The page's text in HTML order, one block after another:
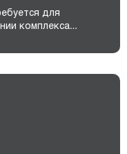
для
комплекса…